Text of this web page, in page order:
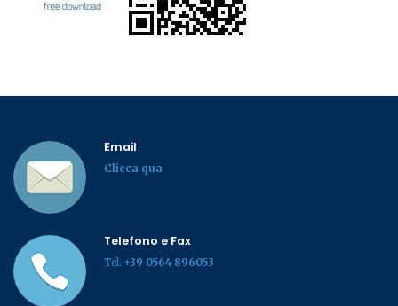
Email
Clicca qua
Telefono e Fax
Tel. +39 0564 896053